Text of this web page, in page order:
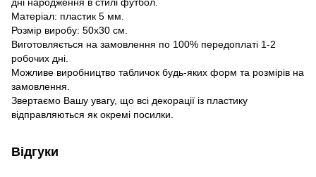
Матеріал: пластик 5 мм.
Розмір виробу: 50х30 см.
Виготовляється на замовлення по 100% передоплаті 1-2
робочих дні.
Можливе виробництво табличок будь-яких форм та розмірів на
замовлення.
Звертаємо Вашу увагу, що всі декорації із пластику
відправляються як окремі посилки.
Відгуки